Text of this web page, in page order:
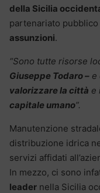
della Sicilia
partenariato
assunzioni.
“Sono tutte risorse
Giuseppe Todaro – e
valorizzare la città e
capitale umano”.
Manutenzione
distribuzione idrica
servizi affidati
In mezzo, ci sono
leader nella Sicilia